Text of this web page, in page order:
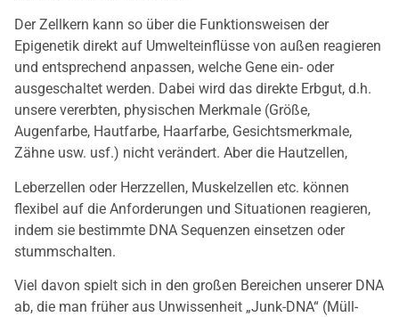
Der Zellkern kann so über die Funktionsweisen der
Epigenetik direkt auf Umwelteinflüsse von außen reagieren
und entsprechend anpassen, welche Gene ein- oder
ausgeschaltet werden. Dabei wird das direkte Erbgut, d.h.
unsere vererbten, physischen Merkmale (Größe,
Augenfarbe, Hautfarbe, Haarfarbe, Gesichtsmerkmale,
Zähne usw. usf.) nicht verändert. Aber die Hautzellen,
Leberzellen oder Herzzellen, Muskelzellen etc. können
flexibel auf die Anforderungen und Situationen reagieren,
indem sie bestimmte DNA Sequenzen einsetzen oder
stummschalten.
Viel davon spielt sich in den großen Bereichen unserer DNA
ab, die man früher aus Unwissenheit „Junk-DNA“ (Müll-